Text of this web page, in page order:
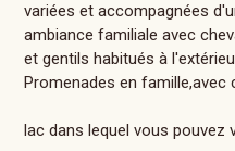
variées et accompagnées
ambiance familiale avec
et gentils habitués à
Promenades en famille,avec
lac dans lequel vous pouvez